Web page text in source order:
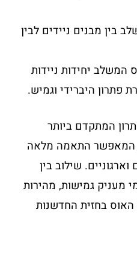
בין מבנים ניידים לבין
המשלב יחידות ניידות
פתרון היברידי וגמיש.
המתקדם ביותר
המאפשר התאמה מלאה
שילוב בין
מעניק גמישות, מהירות
בחזית החדשנות